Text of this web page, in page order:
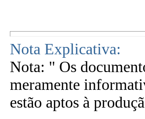
Nota Explicativa:
Nota: " Os
meramente
estão aptos à